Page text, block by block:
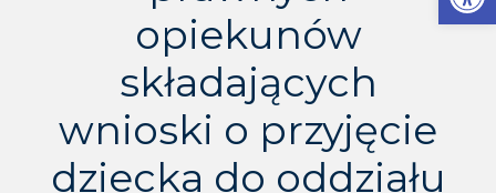
opiekunów
składających
wnioski o przyjęcie
dziecka do oddziału